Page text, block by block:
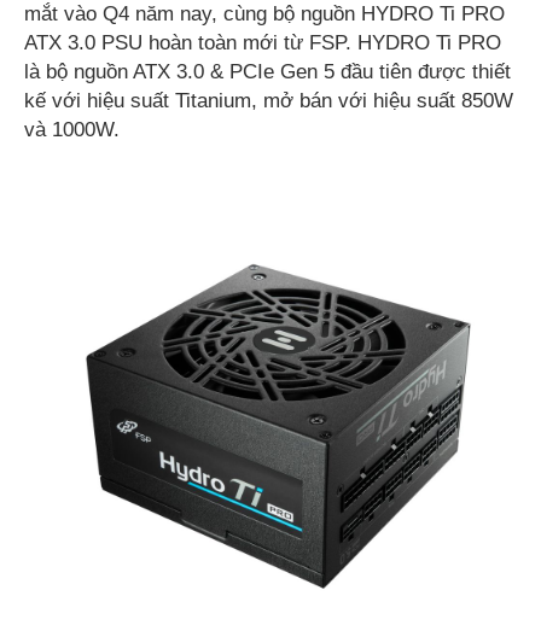
mắt vào Q4 năm nay, cùng bộ nguồn HYDRO Ti PRO
ATX 3.0 PSU hoàn toàn mới từ FSP. HYDRO Ti PRO
là bộ nguồn ATX 3.0 & PCIe Gen 5 đầu tiên được thiết
kế với hiệu suất Titanium, mở bán với hiệu suất 850W
và 1000W.